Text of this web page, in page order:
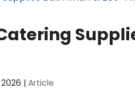
|Article